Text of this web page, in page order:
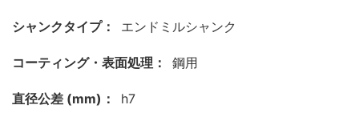
シャンクタイプ： エンドミルシャンク
コーティング・表面処理： 鋼用
直径公差 (mm)： h7